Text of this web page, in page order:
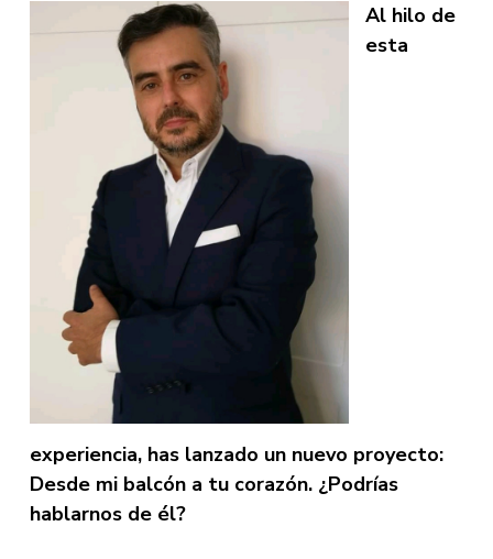
Al hilo de
esta
experiencia, has lanzado un nuevo proyecto:
Desde mi balcón a tu corazón. ¿Podrías
hablarnos de él?